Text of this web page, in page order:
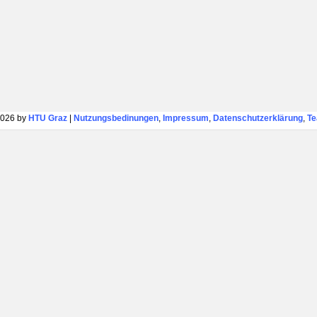
by HTU Graz| Nutzungsbedinungen, Impressum, Datenschutzerklärung,